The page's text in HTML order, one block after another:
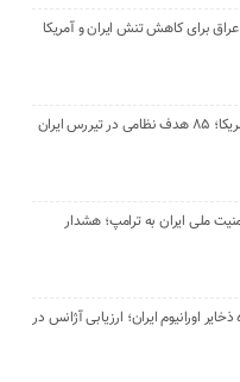
عراق برای کاهش تنش ایران و آمریکا
ایران
ملی ایران به ترامپ؛ هشدار
اورانیوم ایران؛ ارزیابی آژانس در